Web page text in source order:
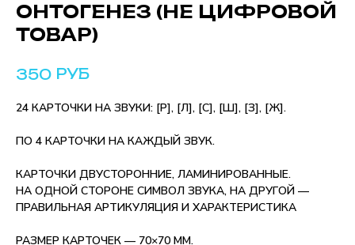
ОНТОГЕНЕЗ (НЕ ЦИФРОВОЙ
ТОВАР)
350 РУБ
24 КАРТОЧКИ НА ЗВУКИ: [Р], [Л], [С], [Ш], [З], [Ж].
ПО 4 КАРТОЧКИ НА КАЖДЫЙ ЗВУК.
КАРТОЧКИ ДВУСТОРОННИЕ, ЛАМИНИРОВАННЫЕ.
НА ОДНОЙ СТОРОНЕ СИМВОЛ ЗВУКА, НА ДРУГОЙ —
ПРАВИЛЬНАЯ АРТИКУЛЯЦИЯ И ХАРАКТЕРИСТИКА
РАЗМЕР КАРТОЧЕК — 70×70 ММ.